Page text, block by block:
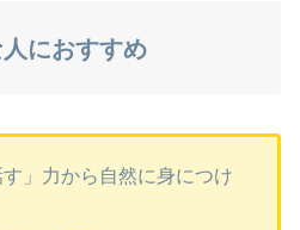
におすすめ
」力から自然に身につけ